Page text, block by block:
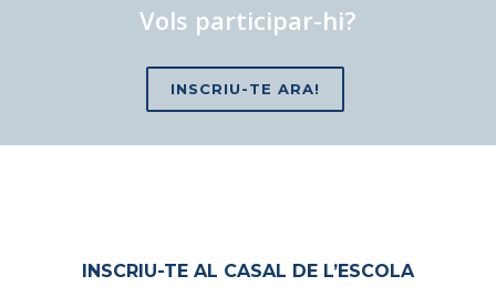
Vols participar-hi?
INSCRIU-TE ARA!
INSCRIU-TE AL CASAL DE L’ESCOLA